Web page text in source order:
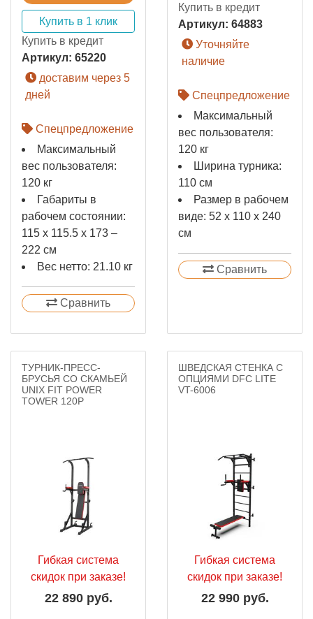
Купить в 1 клик
Купить в кредит
Артикул: 65220
доставим через 5
дней
Спецпредложение
Максимальный
вес пользователя:
120 кг
Габариты в
рабочем состоянии:
115 х 115.5 х 173 –
222 см
Вес нетто: 21.10 кг
Сравнить
Купить в кредит
Артикул: 64883
Уточняйте
наличие
Спецпредложение
Максимальный
вес пользователя:
120 кг
Ширина турника:
110 см
Размер в рабочем
виде: 52 х 110 х 240
см
Сравнить
ТУРНИК-ПРЕСС-
БРУСЬЯ СО СКАМЬЕЙ
UNIX FIT POWER
TOWER 120P
Гибкая система
скидок при заказе!
22 890 руб.
ШВЕДСКАЯ СТЕНКА С
ОПЦИЯМИ DFC LITE
VT-6006
Гибкая система
скидок при заказе!
22 990 руб.